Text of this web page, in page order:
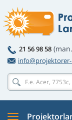
21 56 98 58